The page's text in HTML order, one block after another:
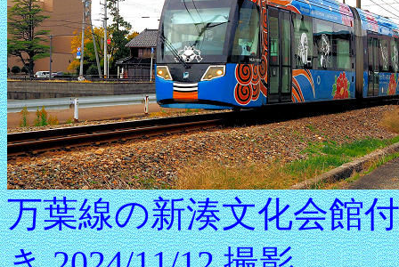
万葉線の新湊文化会館